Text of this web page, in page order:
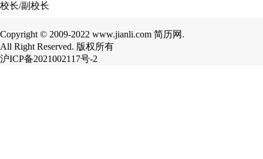
校长/副校长
Copyright © 2009-2022 www.jianli.com 简历网.
All Right Reserved. 版权所有
沪ICP备2021002117号-2